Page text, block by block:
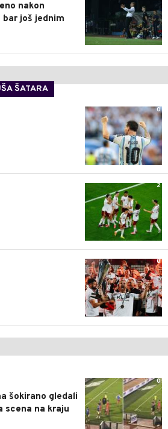
nakon
bar još jednim
ŠATARA
0
2
0
0
šokirano gledali
scena na kraju